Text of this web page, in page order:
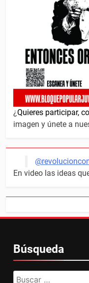
¿Quieres participar,
imagen y únete a
En video las ideas
Búsqueda
Buscar: